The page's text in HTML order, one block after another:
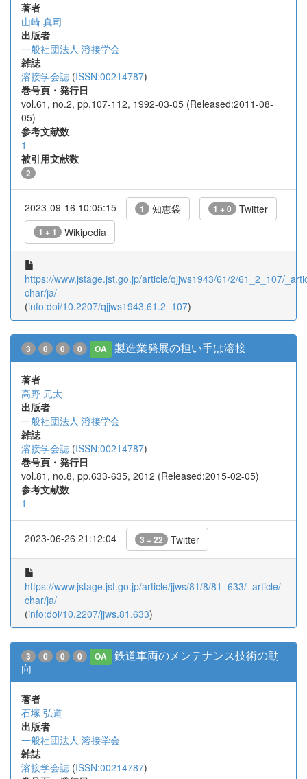
著者
山崎 真司
出版者
一般社団法人 溶接学会
雑誌
溶接学会誌 (ISSN:00214787)
巻号頁・発行日
vol.61, no.2, pp.107-112, 1992-03-05 (Released:2011-08-
05)
参考文献数
1
被引用文献数
2
2023-09-16 10:05:15 1 知恵袋 1 + 0 Twitter
1 + 1 Wikipedia
https://www.jstage.jst.go.jp/article/qjjws1943/61/2/61_2_107/
char/ja/
(info:doi/10.2207/qjjws1943.61.2_107)
3 0 0 0 OA 製造業発展の担い手は溶接
著者
高野 元太
出版者
一般社団法人 溶接学会
雑誌
溶接学会誌 (ISSN:00214787)
巻号頁・発行日
vol.81, no.8, pp.633-635, 2012 (Released:2015-02-05)
参考文献数
1
2023-06-26 21:12:04 3 + 22 Twitter
https://www.jstage.jst.go.jp/article/jjws/81/8/81_633/_article/-
char/ja/
(info:doi/10.2207/jjws.81.633)
3 0 0 0 OA
鉄道車両のメンテナンス技術の動
向
著者
石塚 弘道
出版者
一般社団法人 溶接学会
雑誌
溶接学会誌 (ISSN:00214787)